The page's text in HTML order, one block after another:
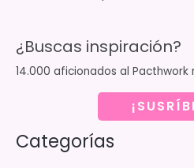
¿Buscas inspiración?
14.000 aficionados al
Categorías